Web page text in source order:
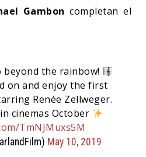
Gambon completan el
the rainbow!
on and enjoy the first
Renée Zellweger.
cinemas October
TmNJMuxs5M
May 10, 2019